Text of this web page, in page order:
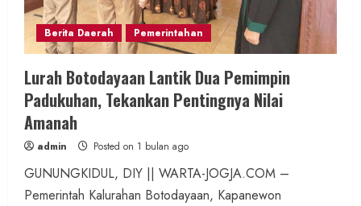
Berita Daerah Pemerintahan
Lurah Botodayaan Lantik Dua Pemimpin
Padukuhan, Tekankan Pentingnya Nilai
Amanah
admin Posted on 1 bulan ago
GUNUNGKIDUL, DIY || WARTA-JOGJA.COM –
Pemerintah Kalurahan Botodayaan, Kapanewon